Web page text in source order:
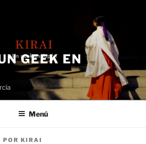
GEEK EN
Menú
POR KIRAI